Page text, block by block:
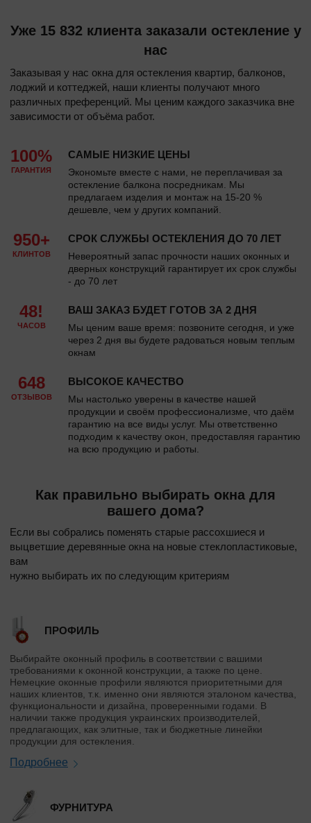
Уже 15 832 клиента заказали остекление у
нас
Заказывая у нас окна для остекления квартир, балконов,
лоджий и коттеджей, наши клиенты получают много
различных преференций. Мы ценим каждого заказчика вне
зависимости от объёма работ.
100%
ГАРАНТИЯ
САМЫЕ НИЗКИЕ ЦЕНЫ
Экономьте вместе с нами, не переплачивая за
остекление балкона посредникам. Мы
предлагаем изделия и монтаж на 15-20 %
дешевле, чем у других компаний.
950+
КЛИНТОВ
СРОК СЛУЖБЫ ОСТЕКЛЕНИЯ ДО 70 ЛЕТ
Невероятный запас прочности наших оконных и
дверных конструкций гарантирует их срок службы
- до 70 лет
48!
ЧАСОВ
ВАШ ЗАКАЗ БУДЕТ ГОТОВ ЗА 2 ДНЯ
Мы ценим ваше время: позвоните сегодня, и уже
через 2 дня вы будете радоваться новым теплым
окнам
648
ОТЗЫВОВ
ВЫСОКОЕ КАЧЕСТВО
Мы настолько уверены в качестве нашей
продукции и своём профессионализме, что даём
гарантию на все виды услуг. Мы ответственно
подходим к качеству окон, предоставляя гарантию
на всю продукцию и работы.
Как правильно выбирать окна для
вашего дома?
Если вы собрались поменять старые рассохшиеся и
выцветшие деревянные окна на новые стеклопластиковые,
вам
нужно выбирать их по следующим критериям
ПРОФИЛЬ
Выбирайте оконный профиль в соответствии с вашими
требованиями к оконной конструкции, а также по цене.
Немецкие оконные профили являются приоритетными для
наших клиентов, т.к. именно они являются эталоном качества,
функциональности и дизайна, проверенными годами. В
наличии также продукция украинских производителей,
предлагающих, как элитные, так и бюджетные линейки
продукции для остекления.
Подробнее
ФУРНИТУРА